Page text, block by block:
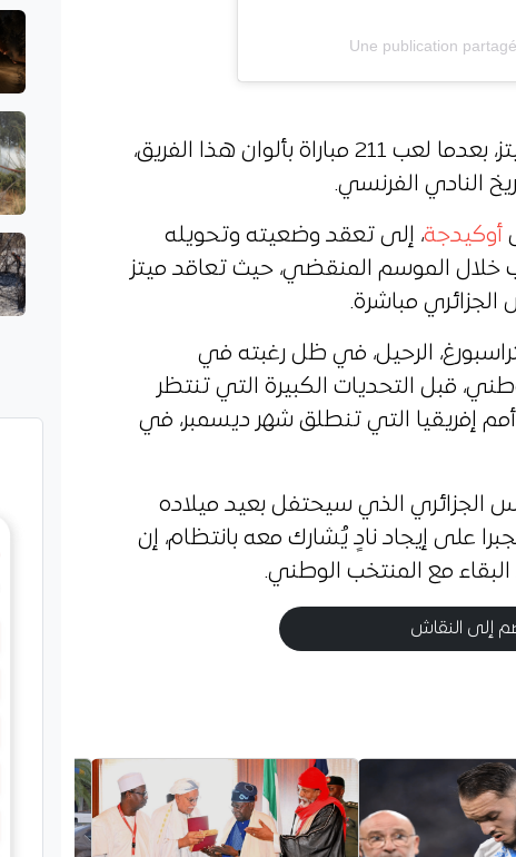
Une publication
وسيُغادر الحارس الجزائري صفوف ميتز، بعدما لعب 211 مباراة بألوان هذا الفريق،
النادي الفرنسي.
أوكيدجة، إلى تعقد وضعيته وتحويله
خلال الموسم المنقضي، حيث تعاقد ميتز
مباشرة.
الرحيل، في ظل رغبته في
قبل التحديات الكبيرة التي تنتظر
إفريقيا التي تنطلق شهر ديسمبر، في
الجزائري الذي سيحتفل بعيد ميلاده
مُجبرا على إيجاد نادٍ يُشارك معه بانتظام، إن
مع المنتخب الوطني.
إلى النقاش